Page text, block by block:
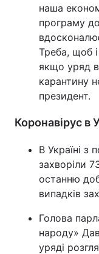
наша
програму
Треба, щоб
якщо уряд
карантину
президент.
Коронавірус в
В Україні з
захворіли
останню
випадків
Голова
народу»
уряді